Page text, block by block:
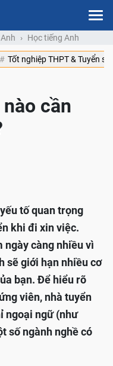
Học tiếng Anh
Tốt nghiệp THPT & Tuyển
cần
tố quan trọng
khi đi xin việc.
ngày càng nhiều vì
sẽ giới hạn nhiều cơ
bạn. Để hiểu rõ
viên, nhà tuyển
ngoại ngữ (như
số ngành nghề có